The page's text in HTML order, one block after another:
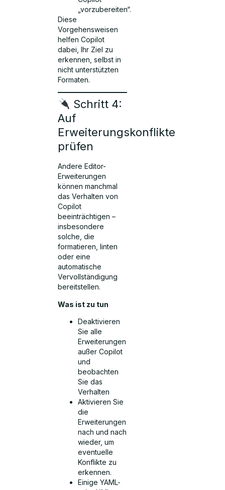
„vorzubereiten“.
Diese
Vorgehensweisen
helfen Copilot
dabei, Ihr Ziel zu
erkennen, selbst in
nicht unterstützten
Formaten.
Schritt 4:
Auf
Erweiterungskonflikte
prüfen
Andere Editor-
Erweiterungen
können manchmal
das Verhalten von
Copilot
beeinträchtigen –
insbesondere
solche, die
formatieren, linten
oder eine
automatische
Vervollständigung
bereitstellen.
Was ist zu tun
Deaktivieren
Sie alle
Erweiterungen
außer Copilot
und
beobachten
Sie das
Verhalten
Aktivieren Sie
die
Erweiterungen
nach und nach
wieder, um
eventuelle
Konflikte zu
erkennen.
Einige YAML-